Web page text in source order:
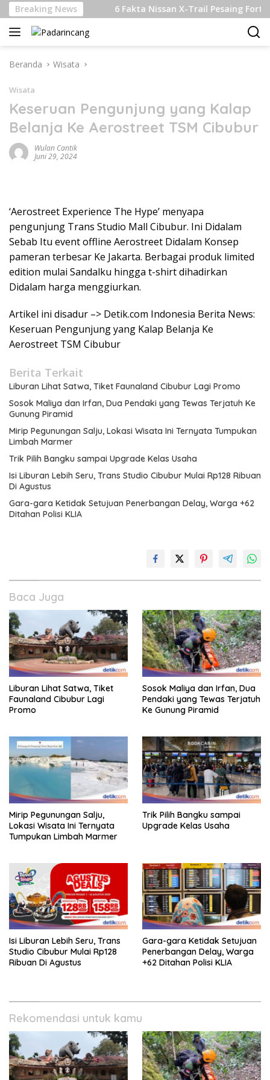
Langsung
ke
konten
Breaking News 6 Fakta Nissan X-Trail Pesaing Fortuner
Beranda Wisata
Wisata
Keseruan Pengunjung yang Kalap
Belanja Ke Aerostreet TSM Cibubur
Wulan Cantik
Juni 29, 2024
‘Aerostreet Experience The Hype’ menyapa
pengunjung Trans Studio Mall Cibubur. Ini Didalam
Sebab Itu event offline Aerostreet Didalam Konsep
pameran terbesar Ke Jakarta. Berbagai produk limited
edition mulai Sandalku hingga t-shirt dihadirkan
Didalam harga menggiurkan.
Artikel ini disadur –> Detik.com Indonesia Berita News:
Keseruan Pengunjung yang Kalap Belanja Ke
Aerostreet TSM Cibubur
Berita Terkait
Liburan Lihat Satwa, Tiket Faunaland Cibubur Lagi Promo
Sosok Maliya dan Irfan, Dua Pendaki yang Tewas Terjatuh Ke
Gunung Piramid
Mirip Pegunungan Salju, Lokasi Wisata Ini Ternyata Tumpukan
Limbah Marmer
Trik Pilih Bangku sampai Upgrade Kelas Usaha
Isi Liburan Lebih Seru, Trans Studio Cibubur Mulai Rp128 Ribuan
Di Agustus
Gara-gara Ketidak Setujuan Penerbangan Delay, Warga +62
Ditahan Polisi KLIA
Baca Juga
Liburan Lihat Satwa, Tiket
Faunaland Cibubur Lagi
Promo
Sosok Maliya dan Irfan, Dua
Pendaki yang Tewas Terjatuh
Ke Gunung Piramid
Mirip Pegunungan Salju,
Lokasi Wisata Ini Ternyata
Tumpukan Limbah Marmer
Trik Pilih Bangku sampai
Upgrade Kelas Usaha
Isi Liburan Lebih Seru, Trans
Studio Cibubur Mulai Rp128
Ribuan Di Agustus
Gara-gara Ketidak Setujuan
Penerbangan Delay, Warga
+62 Ditahan Polisi KLIA
Rekomendasi untuk kamu